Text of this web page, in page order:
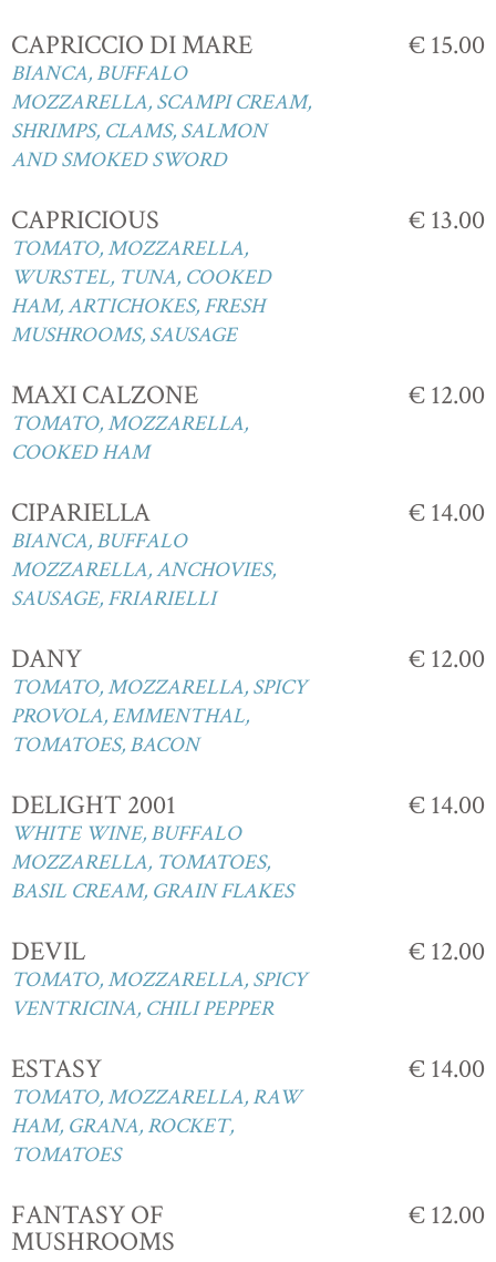
CAPRICCIO DI MARE
BIANCA, BUFFALO
MOZZARELLA, SCAMPI CREAM,
SHRIMPS, CLAMS, SALMON
AND SMOKED SWORD
€ 15.00
CAPRICIOUS
TOMATO, MOZZARELLA,
WURSTEL, TUNA, COOKED
HAM, ARTICHOKES, FRESH
MUSHROOMS, SAUSAGE
€ 13.00
MAXI CALZONE
TOMATO, MOZZARELLA,
COOKED HAM
€ 12.00
CIPARIELLA
BIANCA, BUFFALO
MOZZARELLA, ANCHOVIES,
SAUSAGE, FRIARIELLI
€ 14.00
DANY
TOMATO, MOZZARELLA, SPICY
PROVOLA, EMMENTHAL,
TOMATOES, BACON
€ 12.00
DELIGHT 2001
WHITE WINE, BUFFALO
MOZZARELLA, TOMATOES,
BASIL CREAM, GRAIN FLAKES
€ 14.00
DEVIL
TOMATO, MOZZARELLA, SPICY
VENTRICINA, CHILI PEPPER
€ 12.00
ESTASY
TOMATO, MOZZARELLA, RAW
HAM, GRANA, ROCKET,
TOMATOES
€ 14.00
FANTASY OF
MUSHROOMS
€ 12.00